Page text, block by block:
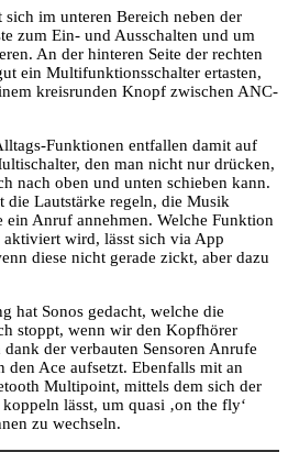
im unteren Bereich neben der
zum Ein- und Ausschalten und um
An der hinteren Seite der rechten
ein Multifunktionsschalter ertasten,
kreisrunden Knopf zwischen ANC-
Funktionen entfallen damit auf
den man nicht nur drücken,
nach oben und unten schieben kann.
die Lautstärke regeln, die Musik
ein Anruf annehmen. Welche Funktion
wird, lässt sich via App
diese nicht gerade zickt, aber dazu
hat Sonos gedacht, welche die
stoppt, wenn wir den Kopfhörer
der verbauten Sensoren Anrufe
den Ace aufsetzt. Ebenfalls mit an
Multipoint, mittels dem sich der
lässt, um quasi ‚on the fly‘
zu wechseln.